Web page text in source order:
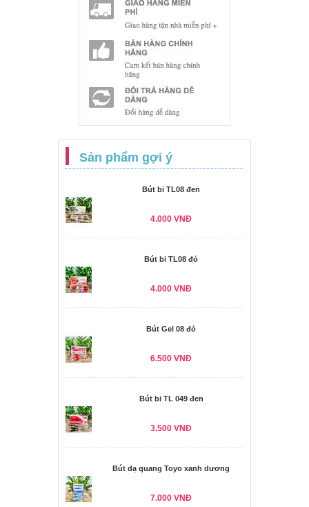
Sản phẩm gợi ý
Bút bi TL08 đen
4.000 VNĐ
Bút bi TL08 đỏ
4.000 VNĐ
Bút Gel 08 đỏ
6.500 VNĐ
Bút bi TL 049 đen
3.500 VNĐ
Bút dạ quang Toyo xanh dương
7.000 VNĐ